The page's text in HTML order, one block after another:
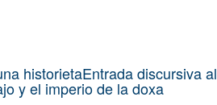
historietaEntrada discursiva al
y el imperio de la doxa